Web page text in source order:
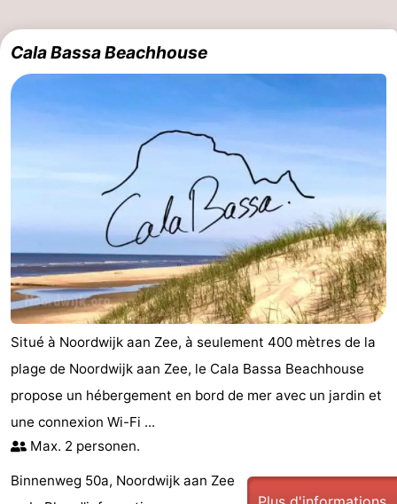
Rockanje
Météo
Contact
Cala Bassa Beachhouse
Situé à Noordwijk aan Zee, à seulement 400 mètres de la
plage de Noordwijk aan Zee, le Cala Bassa Beachhouse
propose un hébergement en bord de mer avec un jardin et
une connexion Wi-Fi ...
Max. 2 personen.
Binnenweg 50a, Noordwijk aan Zee